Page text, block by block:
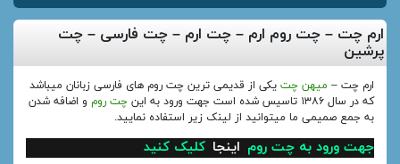
ارم چت – چت روم ارم – چت ارم – چت فارسی – چت
پرشین
ارم چت – میهن چتیکی از قدیمی ترین چت روم های فارسی زبانان میباشد
که در سال ۱۳۸۶ تاسیس شده است جهت ورود به این
چت رومو اضافه شدن
به جمع صمیمی ما میتوانید از لینک زیر استفاده نمایید.
جهت ورود به چت روم اینجا کلیک کنید